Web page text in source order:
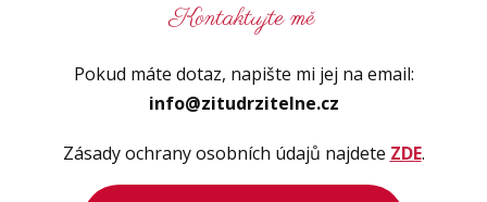
Kontaktujte mě
Pokud máte dotaz, napište mi jej na email:
info@zitudrzitelne.cz
Zásady ochrany osobních údajů najdete ZDE.